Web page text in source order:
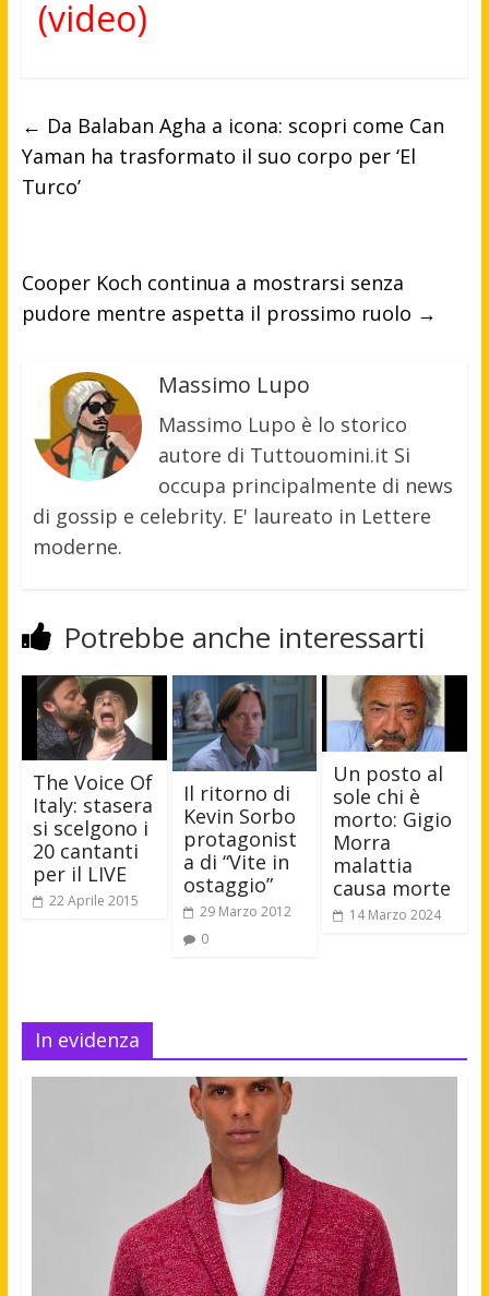
(video)
← Da Balaban Agha a icona: scopri come Can
Yaman ha trasformato il suo corpo per ‘El
Turco’
Cooper Koch continua a mostrarsi senza
pudore mentre aspetta il prossimo ruolo →
Massimo Lupo
Massimo Lupo è lo storico
autore di Tuttouomini.it Si
occupa principalmente di news
di gossip e celebrity. E' laureato in Lettere
moderne.
Potrebbe anche interessarti
The Voice Of
Italy: stasera
si scelgono i
20 cantanti
per il LIVE
22 Aprile 2015
Il ritorno di
Kevin Sorbo
protagonist
a di “Vite in
ostaggio”
29 Marzo 2012
0
Un posto al
sole chi è
morto: Gigio
Morra
malattia
causa morte
14 Marzo 2024
In evidenza